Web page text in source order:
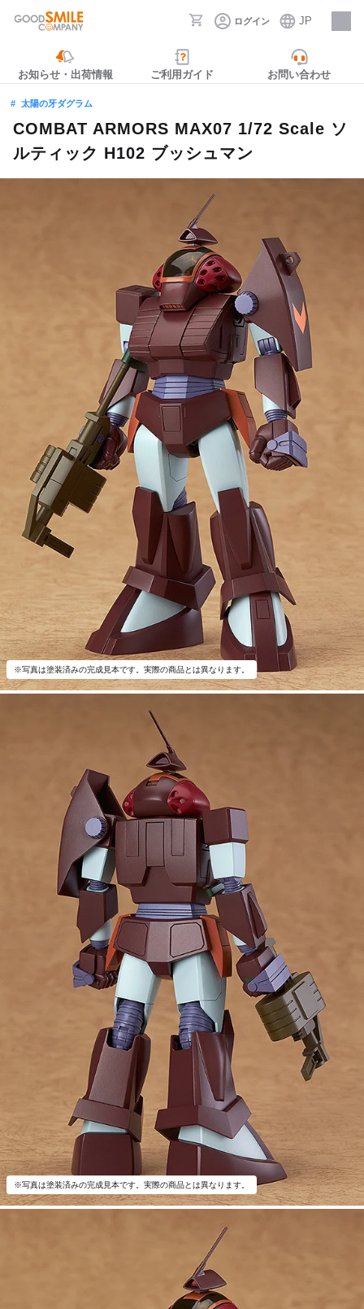
ログイン JP
採用情報
お知らせ・出荷情報 ご利用ガイド お問い合わせ
太陽の牙ダグラム
COMBAT ARMORS MAX07 1/72 Scale ソ
ルティック H102 ブッシュマン
※写真は塗装済みの完成見本です。実際の商品とは異なります。
※写真は塗装済みの完成見本です。実際の商品とは異なります。